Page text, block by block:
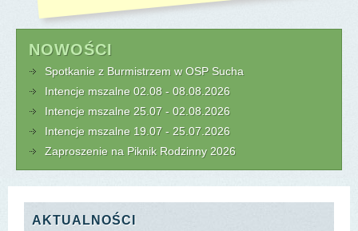
NOWOŚCI
Spotkanie z Burmistrzem w OSP Sucha
Intencje mszalne 02.08 - 08.08.2026
Intencje mszalne 25.07 - 02.08.2026
Intencje mszalne 19.07 - 25.07.2026
Zaproszenie na Piknik Rodzinny 2026
AKTUALNOŚCI